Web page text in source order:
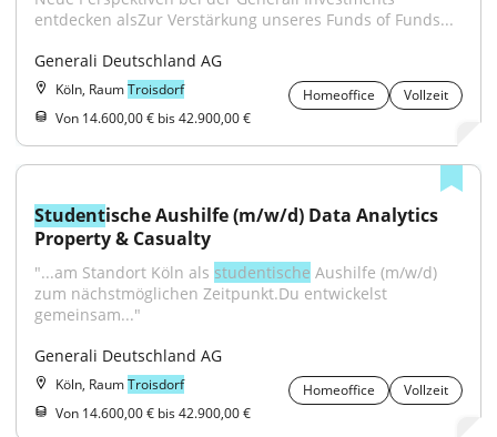
entdecken alsZur Verstärkung unseres Funds of Funds...
Generali Deutschland AG
Köln, RaumTroisdorf Homeoffice
Vollzeit
Von 14.600,00 € bis 42.900,00 €
Studentische Aushilfe (m/w/d) Data Analytics
Property & Casualty
"...am Standort Köln als studentische Aushilfe (m/w/d)
zum nächstmöglichen Zeitpunkt.Du entwickelst
gemeinsam..."
Generali Deutschland AG
Köln, RaumTroisdorf Homeoffice
Vollzeit
Von 14.600,00 € bis 42.900,00 €